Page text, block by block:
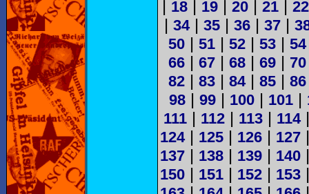
| 18 | 19 | 20 | 21 | 22
| 34| 35| 36| 37|
50 | 51 | 52 | 53 | 54
66 | 67 | 68 | 69 | 70
82 | 83 | 84| 85 | 86
98| 99| 100| 101|
111 | 112 | 113 | 114
124| 125 | 126 | 127
137 | 138 | 139 | 140
150 | 151 | 152 | 153